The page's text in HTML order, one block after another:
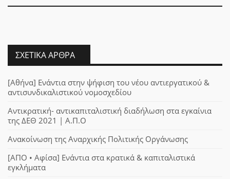
ΣΧΕΤΙΚΆ ΆΡΘΡΑ
[Αθήνα] Ενάντια στην ψήφιση του νέου αντιεργατικού &
αντισυνδικαλιστικού νομοσχεδίου
Αντικρατική- αντικαπιταλιστική διαδήλωση στα εγκαίνια
της ΔΕΘ 2021 | Α.Π.Ο
Ανακοίνωση της Αναρχικής Πολιτικής Οργάνωσης
[ΑΠΟ • Αφίσα] Ενάντια στα κρατικά & καπιταλιστικά
εγκλήματα